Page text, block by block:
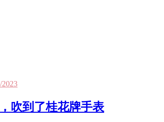
2023
吹到了桂花牌手表